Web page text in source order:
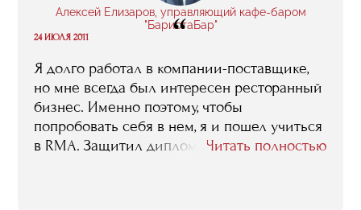
Алексей Елизаров, управляющий кафе-баром
"БаристаБар"
“
24 ИЮЛЯ 2011
Я долго работал в компании-поставщике,
но мне всегда был интересен ресторанный
бизнес. Именно поэтому, чтобы
попробовать себя в нем, я и пошел учиться
в RMA. Защитил диплом по концепции
Читать полностью